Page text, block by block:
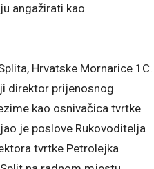
angažirati kao
Hrvatske Mornarice 1C.
direktor prijenosnog
kao osnivačica tvrtke
je poslove Rukovoditelja
tvrtke Petrolejka